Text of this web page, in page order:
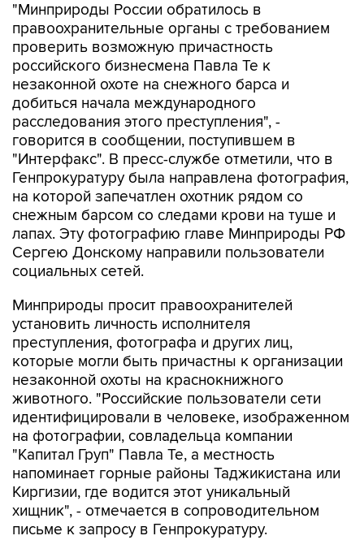
"Минприроды России обратилось в
правоохранительные органы с требованием
проверить возможную причастность
российского бизнесмена Павла Те к
незаконной охоте на снежного барса и
добиться начала международного
расследования этого преступления", -
говорится в сообщении, поступившем в
"Интерфакс". В пресс-службе отметили, что в
Генпрокуратуру была направлена фотография,
на которой запечатлен охотник рядом со
снежным барсом со следами крови на туше и
лапах. Эту фотографию главе Минприроды РФ
Сергею Донскому направили пользователи
социальных сетей.
Минприроды просит правоохранителей
установить личность исполнителя
преступления, фотографа и других лиц,
которые могли быть причастны к организации
незаконной охоты на краснокнижного
животного. "Российские пользователи сети
идентифицировали в человеке, изображенном
на фотографии, совладельца компании
"Капитал Груп" Павла Те, а местность
напоминает горные районы Таджикистана или
Киргизии, где водится этот уникальный
хищник", - отмечается в сопроводительном
письме к запросу в Генпрокуратуру.